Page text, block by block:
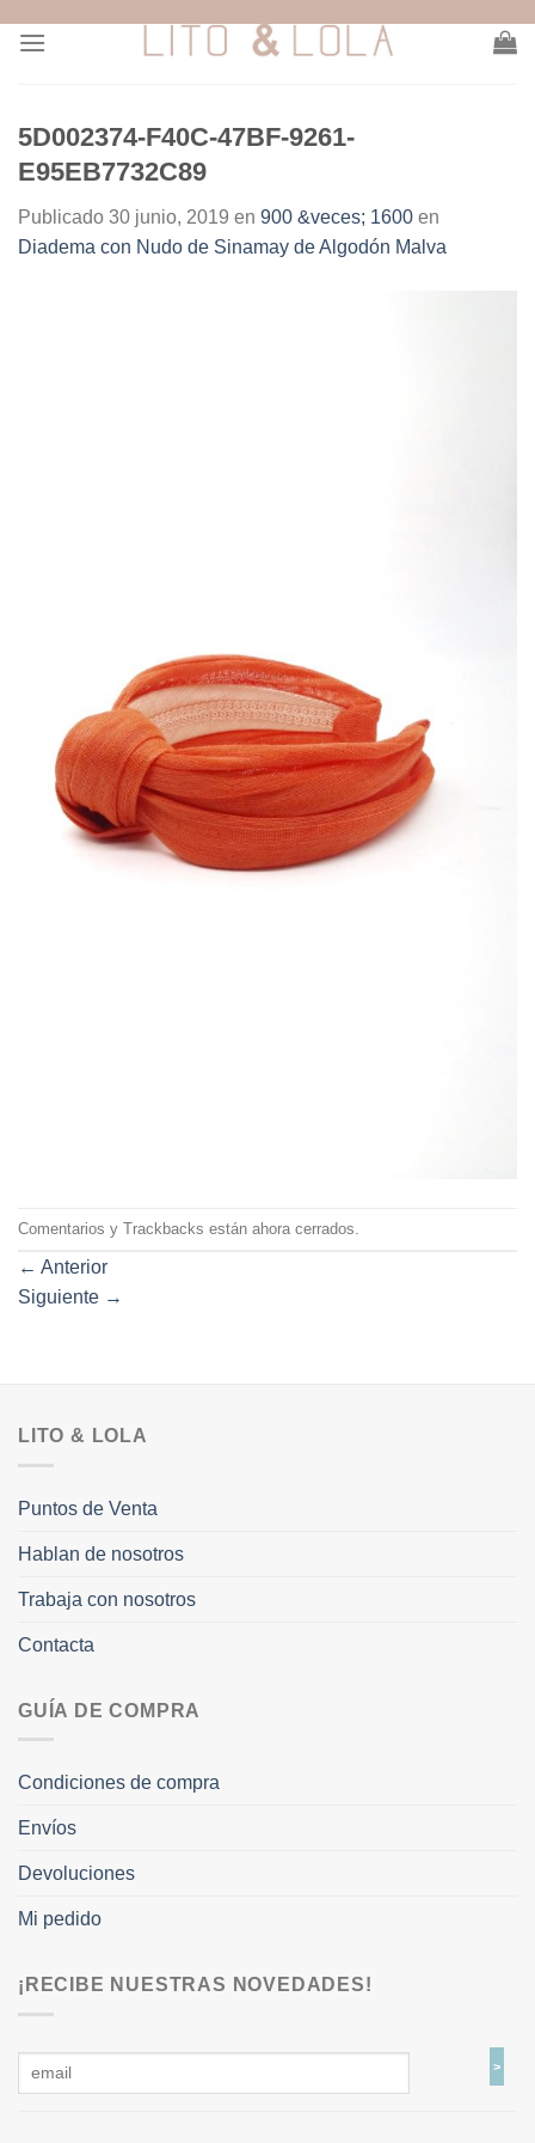
5D002374-F40C-47BF-9261-
E95EB7732C89
Publicado 30 junio, 2019 en 900 &veces; 1600 en
Diadema con Nudo de Sinamay de Algodón Malva
Comentarios y Trackbacks están ahora cerrados.
← Anterior
Siguiente →
LITO & LOLA
Puntos de Venta
Hablan de nosotros
Trabaja con nosotros
Contacta
GUÍA DE COMPRA
Condiciones de compra
Envíos
Devoluciones
Mi pedido
¡RECIBE NUESTRAS NOVEDADES!